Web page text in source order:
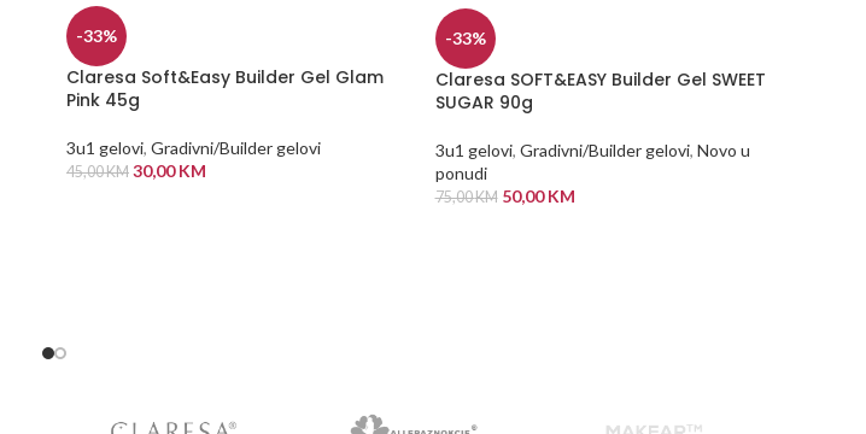
-33%
Claresa Soft&Easy Builder Gel Glam
Pink 45g
3u1 gelovi, Gradivni/Builder gelovi
45,00KM 30,00KM
-33%
Claresa SOFT&EASY Builder Gel SWEET
SUGAR 90g
3u1 gelovi, Gradivni/Builder gelovi, Novo u
ponudi
75,00KM 50,00KM